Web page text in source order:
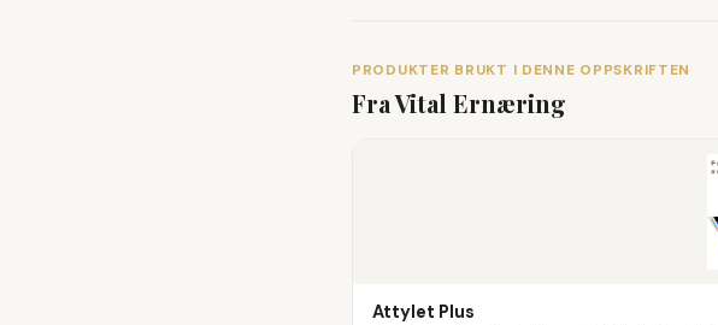
PRODUKTER BRUKT I DENNE OPPSKRIFTEN
Fra Vital Ernæring
Attylet Plus